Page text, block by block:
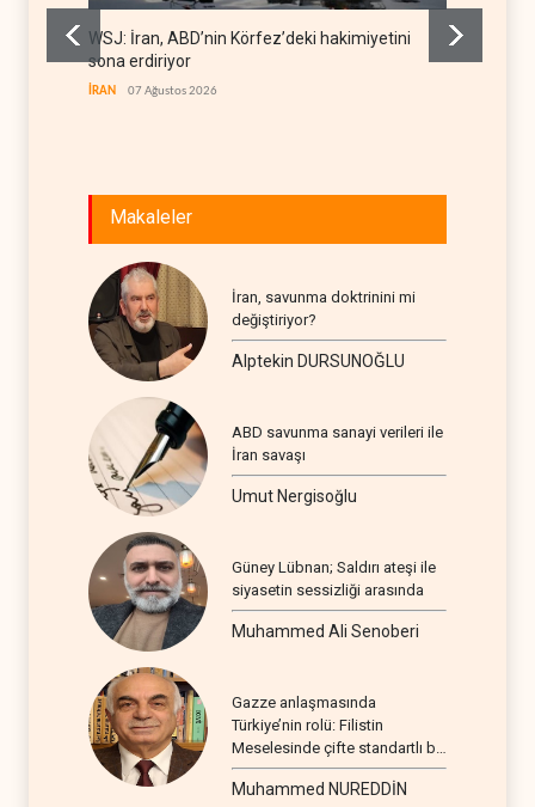
WSJ: İran, ABD’nin Körfez’deki hakimiyetini
sona erdiriyor
İRAN 07 Ağustos 2026
Makaleler
İran, savunma doktrinini mi
değiştiriyor?
Alptekin DURSUNOĞLU
ABD savunma sanayi verileri ile
İran savaşı
Umut Nergisoğlu
Güney Lübnan; Saldırı ateşi ile
siyasetin sessizliği arasında
Muhammed Ali Senoberi
Gazze anlaşmasında
Türkiye’nin rolü: Filistin
Meselesinde çifte standartlı bir
seyir
Muhammed NUREDDİN